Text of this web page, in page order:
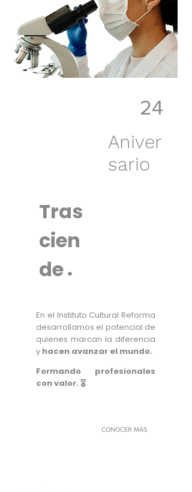
24
Aniver
sario
Tras
cien
de.
En el Instituto Cultural Reforma
desarrollamos el potencial de
quienes marcan la diferencia
y hacen avanzar el mundo.
Formando profesionales
con valor. 🎖️
CONOCER MÁS